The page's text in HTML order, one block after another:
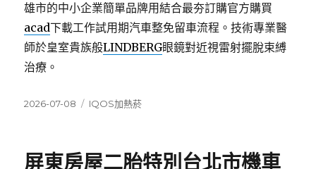
雄市的中小企業簡單品牌用結合最夯訂購官方購買
acad下載工作試用期汽車整免留車流程。技術專業醫
師於皇室貴族般LINDBERG眼鏡對近視雷射擺脫束縛
治療。
發
2026-07-08
分
IQOS加熱菸
屏東房屋二胎特別台北市機車